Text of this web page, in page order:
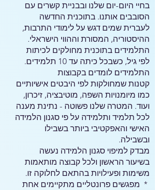
בחיי היום-יום שלנו ובבניית קשרים עם
הסובבים אותנו. בתוכנית החדשה
לעברית שמים דגש על לימודי התרבות,
ההיסטוריה, המסורת וההווי הישראלי.
התלמידים בתוכנית מחולקים לכיתות
לפי גיל, כשבכל כיתה עד 10 תלמידים.
התלמידים לומדים בקבוצות
קטנות שמחולקות לפי היבטים אישיותיים
כמו מיומנויות השפה, מוטיבציה, זיכרון,
ועוד. המטרה שלנו פשוטה - נתינת מענה
לכל תלמיד ותלמידה על פי סגנון הלמידה
האישי והאפקטיבי ביותר בשבילו
ובשבילה.
מבדק למיפוי סגנון הלמידה נעשה
בשיעור הראשון ולכל קבוצה מותאמות
משימות ופעילויות בהתאם לחלוקה זו.
* מפגשים פרונטליים מתקיימים אחת